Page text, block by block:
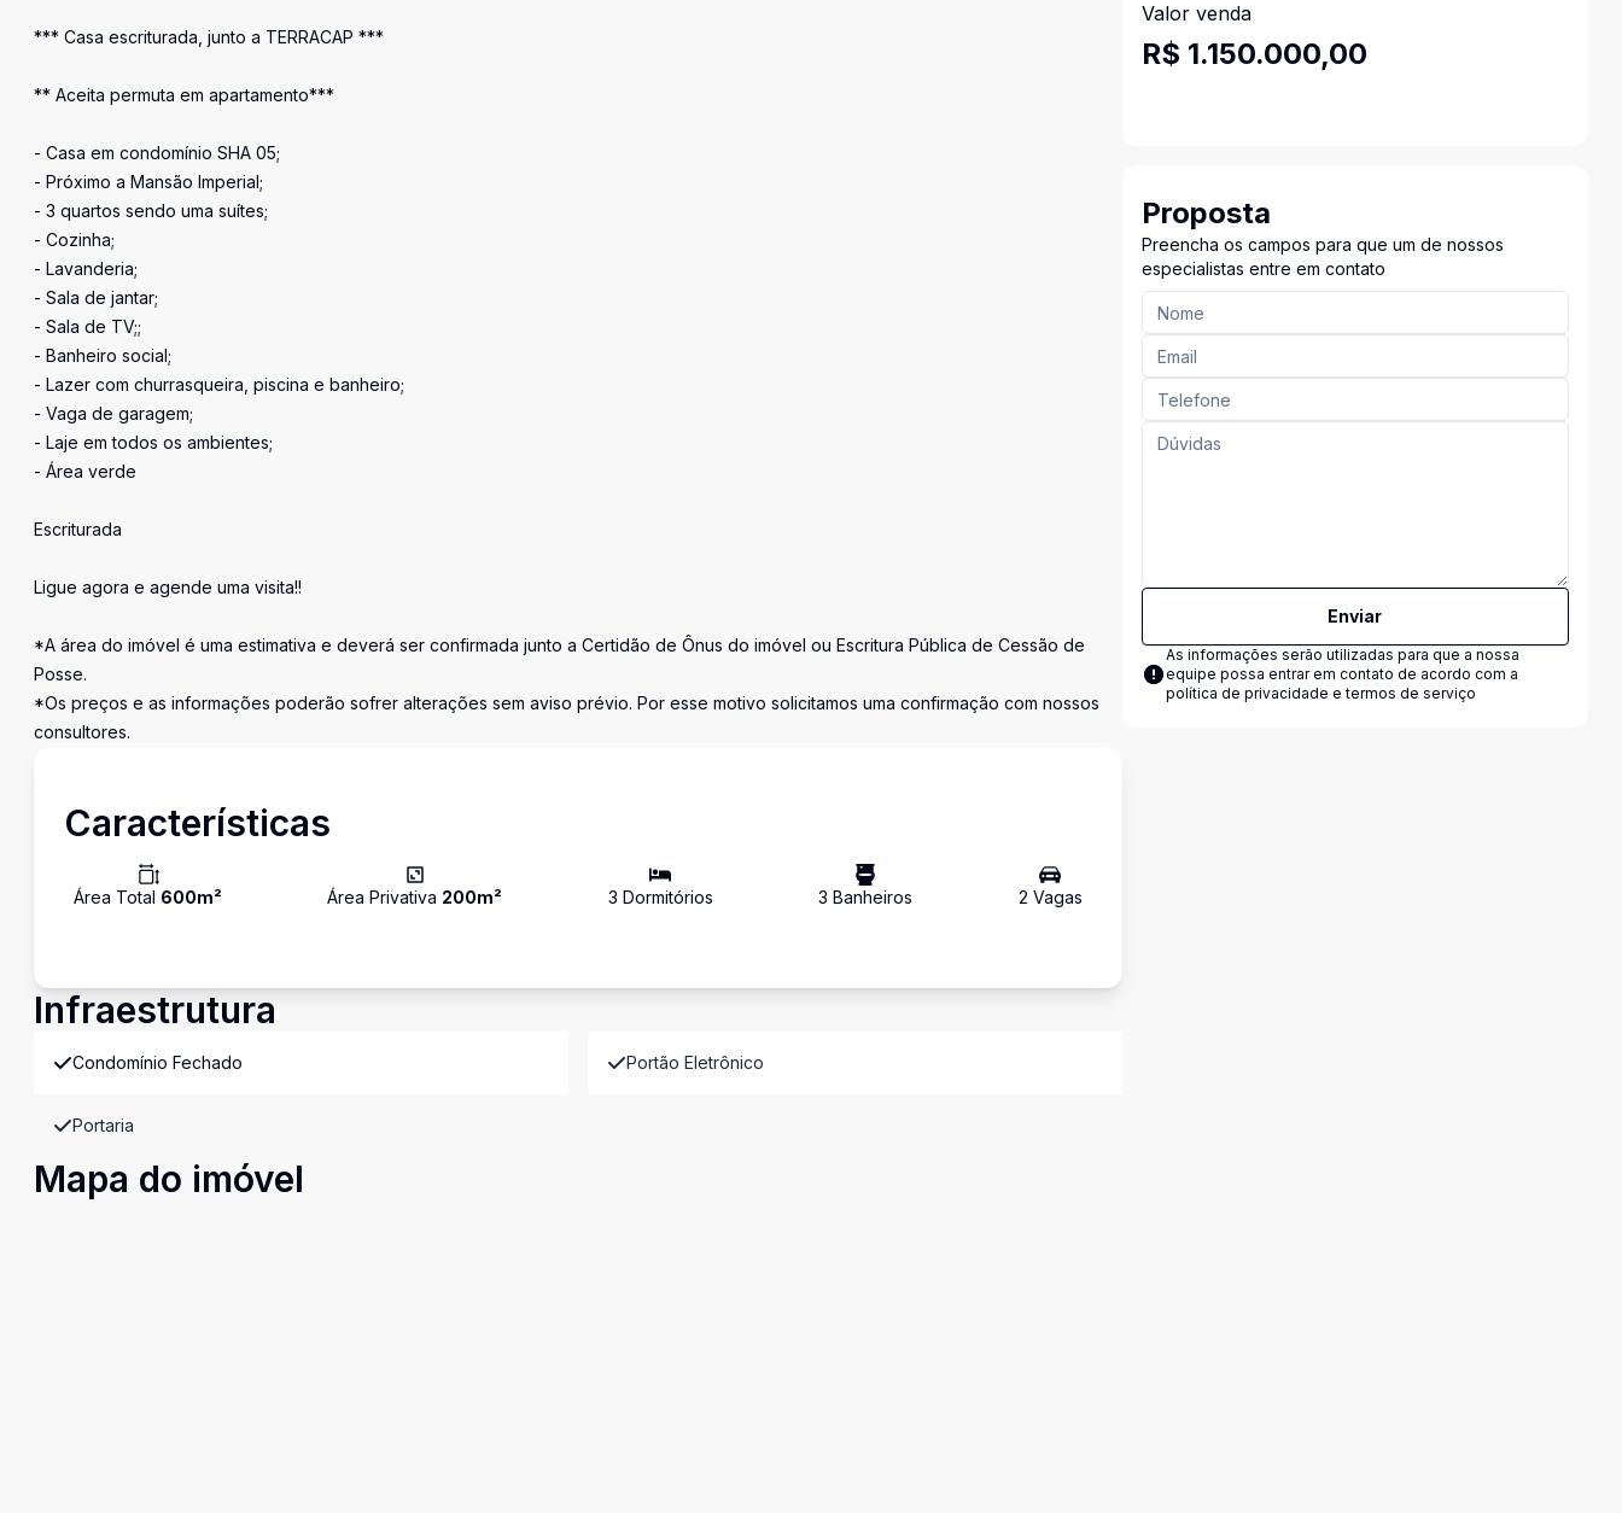
*** Casa escriturada, junto a TERRACAP ***
** Aceita permuta em apartamento***
- Casa em condomínio SHA 05;
- Próximo a Mansão Imperial;
- 3 quartos sendo uma suítes;
- Cozinha;
- Lavanderia;
- Sala de jantar;
- Sala de TV;;
- Banheiro social;
- Lazer com churrasqueira, piscina e banheiro;
- Vaga de garagem;
- Laje em todos os ambientes;
- Área verde
Escriturada
Ligue agora e agende uma visita!!
*A área do imóvel é uma estimativa e deverá ser confirmada junto a Certidão de Ônus do imóvel ou Escritura Pública de Cessão de
Posse.
*Os preços e as informações poderão sofrer alterações sem aviso prévio. Por esse motivo solicitamos uma confirmação com nossos
consultores.
Características
Área Total 600m² Área Privativa 200m² 3 Dormitórios 3 Banheiros 2 Vagas
Infraestrutura
Condomínio Fechado Portão Eletrônico
Portaria
Mapa do imóvel
Valor venda
R$ 1.150.000,00
Proposta
Preencha os campos para que um de nossos
especialistas entre em contato
Enviar
As informações serão utilizadas para que a nossa
equipe possa entrar em contato de acordo com a
política de privacidade e termos de serviço